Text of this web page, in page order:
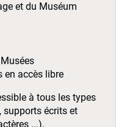
et du Muséum
en accès libre
à tous les types
supports écrits et
...).